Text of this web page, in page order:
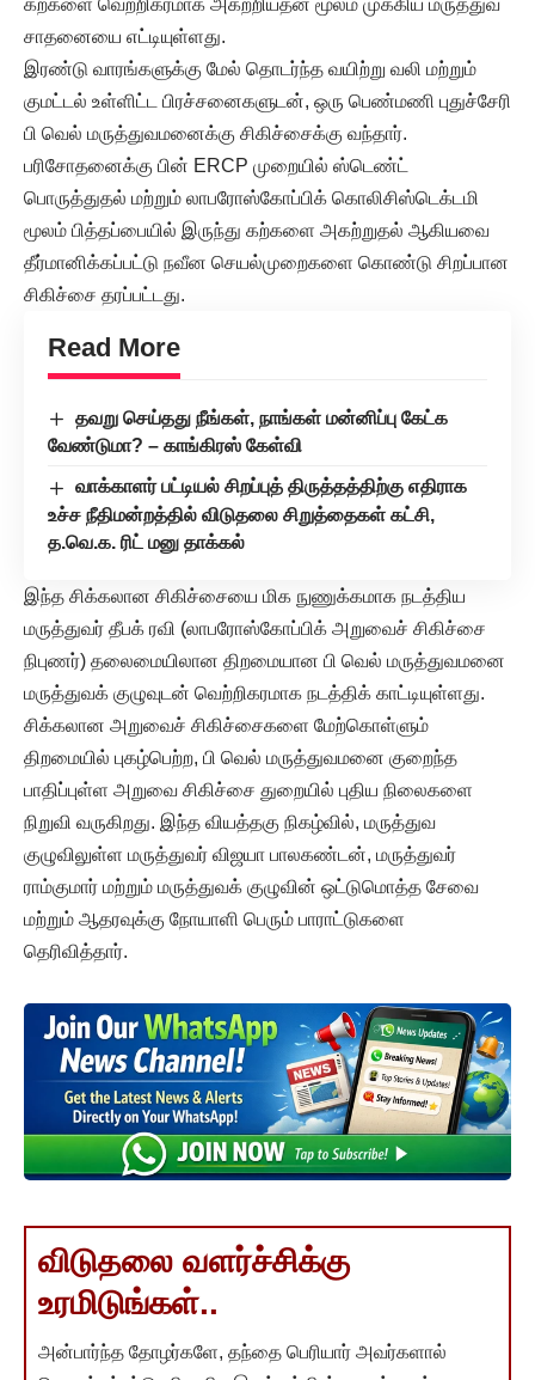
கற்களை வெற்றிகரமாக அகற்றியதன் மூலம் முக்கிய மருத்துவ
சாதனையை எட்டியுள்ளது.
இரண்டு வாரங்களுக்கு மேல் தொடர்ந்த வயிற்று வலி மற்றும்
குமட்டல் உள்ளிட்ட பிரச்சனைகளுடன், ஒரு பெண்மணி புதுச்சேரி
பி வெல் மருத்துவமனைக்கு சிகிச்சைக்கு வந்தார்.
பரிசோதனைக்கு பின் ERCP முறையில் ஸ்டெண்ட்
பொருத்துதல் மற்றும் லாபரோஸ்கோப்பிக் கொலிசிஸ்டெக்டமி
மூலம் பித்தப்பையில் இருந்து கற்களை அகற்றுதல் ஆகியவை
தீர்மானிக்கப்பட்டு நவீன செயல்முறைகளை கொண்டு சிறப்பான
சிகிச்சை தரப்பட்டது.
Read More
தவறு செய்தது நீங்கள், நாங்கள் மன்னிப்பு கேட்க
வேண்டுமா? – காங்கிரஸ் கேள்வி
வாக்காளர் பட்டியல் சிறப்புத் திருத்தத்திற்கு எதிராக
உச்ச நீதிமன்றத்தில் விடுதலை சிறுத்தைகள் கட்சி,
த.வெ.க. ரிட் மனு தாக்கல்
இந்த சிக்கலான சிகிச்சையை மிக நுணுக்கமாக நடத்திய
மருத்துவர் தீபக் ரவி (லாபரோஸ்கோப்பிக் அறுவைச் சிகிச்சை
நிபுணர்) தலைமையிலான திறமையான பி வெல் மருத்துவமனை
மருத்துவக் குழுவுடன் வெற்றிகரமாக நடத்திக் காட்டியுள்ளது.
சிக்கலான அறுவைச் சிகிச்சைகளை மேற்கொள்ளும்
திறமையில் புகழ்பெற்ற, பி வெல் மருத்துவமனை குறைந்த
பாதிப்புள்ள அறுவை சிகிச்சை துறையில் புதிய நிலைகளை
நிறுவி வருகிறது. இந்த வியத்தகு நிகழ்வில், மருத்துவ
குழுவிலுள்ள மருத்துவர் விஜயா பாலகண்டன், மருத்துவர்
ராம்குமார் மற்றும் மருத்துவக் குழுவின் ஒட்டுமொத்த சேவை
மற்றும் ஆதரவுக்கு நோயாளி பெரும் பாராட்டுகளை
தெரிவித்தார்.
விடுதலை வளர்ச்சிக்கு
உரமிடுங்கள்..
அன்பார்ந்த தோழர்களே, தந்தை பெரியார் அவர்களால்